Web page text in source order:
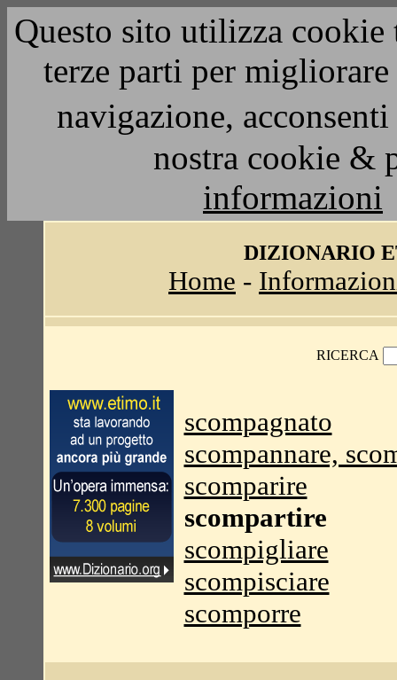
Questo sito utilizza
terze parti per
navigazione,
nostra cookie &
informazioni
DIZIONARIO
Home -
RICERCA
scompagnato
scompannare,
scomparire
scompartire
scompigliare
scompisciare
scomporre